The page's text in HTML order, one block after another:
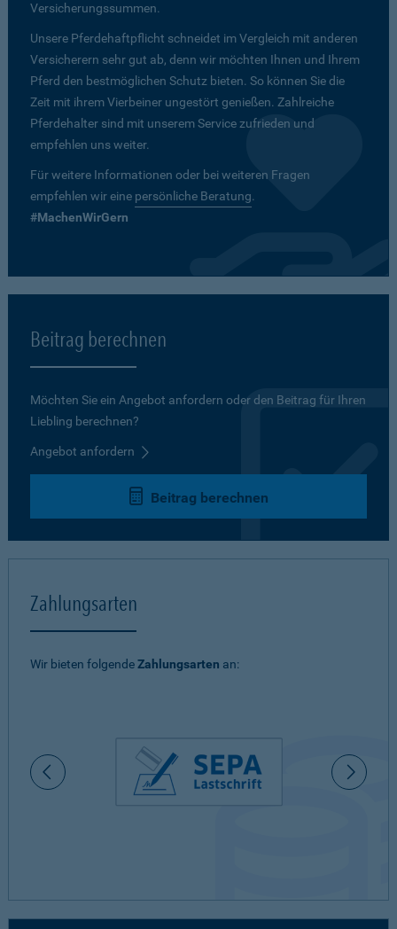
Versicherungssummen.
Unsere Pferdehaftpflicht schneidet im Vergleich mit anderen
Versicherern sehr gut ab, denn wir möchten Ihnen und Ihrem
Pferd den bestmöglichen Schutz bieten. So können Sie die
Zeit mit ihrem Vierbeiner ungestört genießen. Zahlreiche
Pferdehalter sind mit unserem Service zufrieden und
empfehlen uns weiter.
Für weitere Informationen oder bei weiteren Fragen
empfehlen wir eine persönliche Beratung.
#MachenWirGern
Beitrag berechnen
Möchten Sie ein Angebot anfordern oder den Beitrag für Ihren
Liebling berechnen?
Angebot anfordern
Beitrag berechnen
Zahlungsarten
Wir bieten folgendeZahlungsarten an: